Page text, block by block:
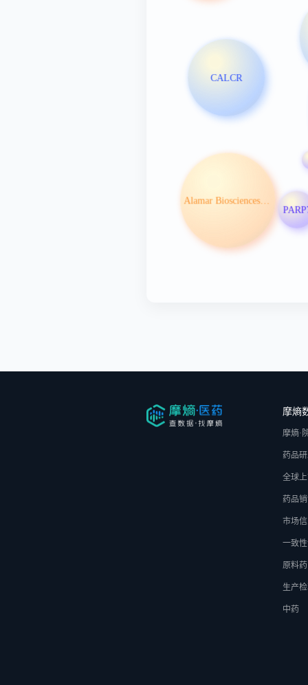
Alamar Biosciences Inc
CALCR
摩熵
摩熵·
药品
全球
药品
市场
一致
原料药
生产
中药